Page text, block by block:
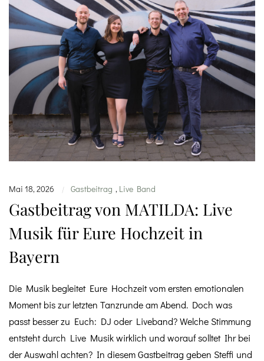
Mai 18, 2026 | Gastbeitrag , Live Band
Gastbeitrag von MATILDA: Live
Musik für Eure Hochzeit in
Bayern
Die Musik begleitet Eure Hochzeit vom ersten emotionalen
Moment bis zur letzten Tanzrunde am Abend. Doch was
passt besser zu Euch: DJ oder Liveband? Welche Stimmung
entsteht durch Live Musik wirklich und worauf solltet Ihr bei
der Auswahl achten? In diesem Gastbeitrag geben Steffi und